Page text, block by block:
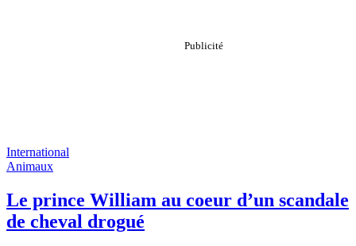
International
Animaux
Le prince William au coeur d’un scandale
de cheval drogué